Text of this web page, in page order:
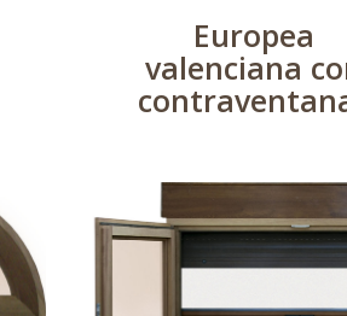
Europea
valenciana